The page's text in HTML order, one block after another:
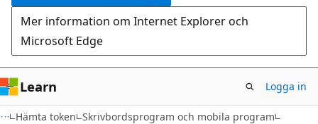
Mer information om Internet Explorer och
Microsoft Edge
Learn Logga in
Hämta token Skrivbordsprogram och mobila program